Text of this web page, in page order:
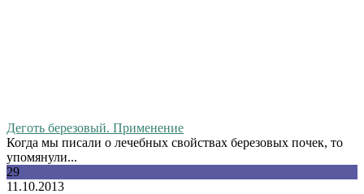
Деготь березовый. Применение
Когда мы писали о лечебных свойствах березовых почек, то
упомянули...
29
11.10.2013